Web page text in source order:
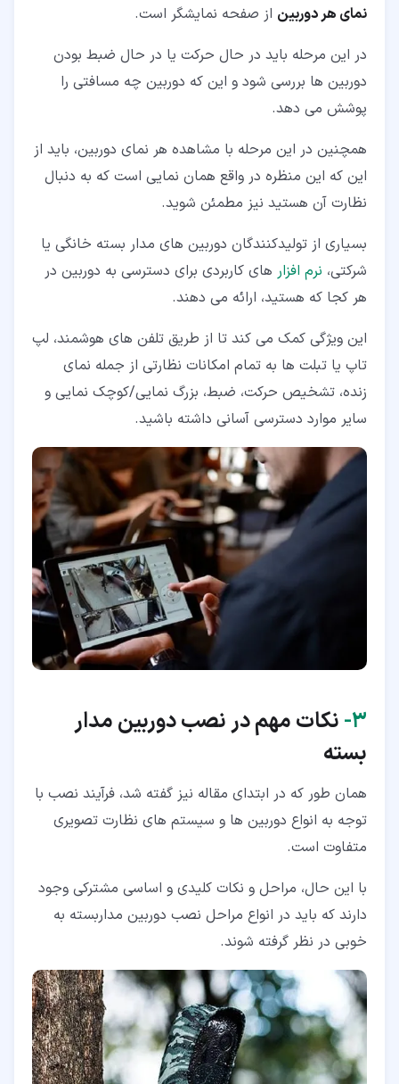
نمای هر دوربین از صفحه نمایشگر است.
در این مرحله باید در حال حرکت یا در حال ضبط بودن
دوربین ها بررسی شود و این که دوربین چه مسافتی را
پوشش می دهد.
همچنین در این مرحله با مشاهده هر نمای دوربین، باید از
این که این منظره در واقع همان نمایی است که به دنبال
نظارت آن هستید نیز مطمئن شوید.
بسیاری از تولیدکنندگان دوربین های مدار بسته خانگی یا
شرکتی، نرم افزار های کاربردی برای دسترسی به دوربین در
هر کجا که هستید، ارائه می دهند.
این ویژگی کمک می کند تا از طریق تلفن های هوشمند، لپ
تاپ یا تبلت ها به تمام امکانات نظارتی از جمله نمای
زنده، تشخیص حرکت، ضبط، بزرگ نمایی/کوچک نمایی و
سایر موارد دسترسی آسانی داشته باشید.
۳‏- نکات مهم در نصب دوربین مدار
بسته
همان طور که در ابتدای مقاله نیز گفته شد، فرآیند نصب با
توجه به انواع دوربین ها و سیستم های نظارت تصویری
متفاوت است.
با این حال، مراحل و نکات کلیدی و اساسی مشترکی وجود
دارند که باید در انواع مراحل نصب دوربین مداربسته به
خوبی در نظر گرفته شوند.